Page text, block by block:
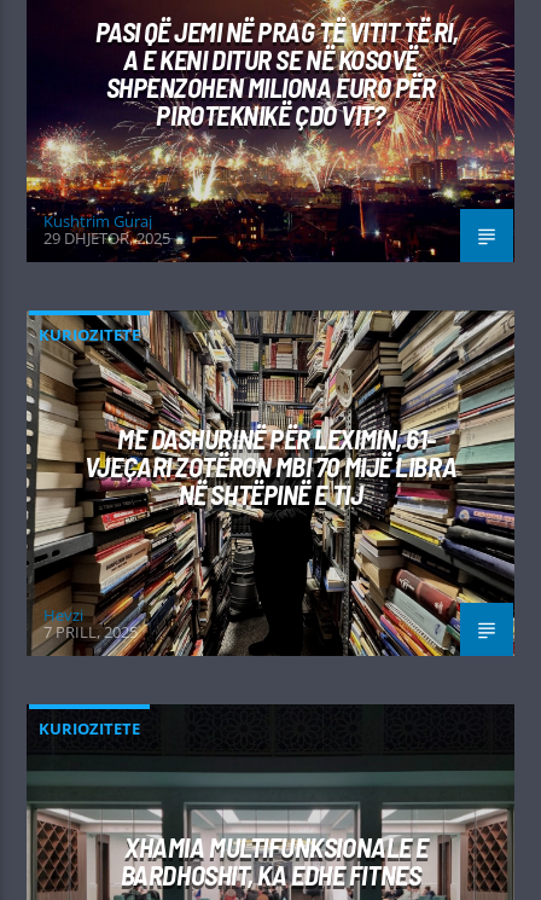
PASI QË JEMI NË PRAG TË VITIT TË RI,
A E KENI DITUR SE NË KOSOVË
SHPENZOHEN MILIONA EURO PËR
PIROTEKNIKË ÇDO VIT?
Kushtrim Guraj
29 DHJETOR, 2025
KURIOZITETE
ME DASHURINË PËR LEXIMIN, 61-
VJEÇARI ZOTËRON MBI 70 MIJË LIBRA
NË SHTËPINË E TIJ
Hevzi
7 PRILL, 2025
KURIOZITETE
XHAMIA MULTIFUNKSIONALE E
BARDHOSHIT, KA EDHE FITNES